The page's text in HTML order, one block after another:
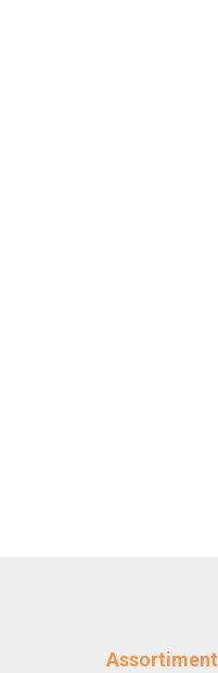
Assortiment